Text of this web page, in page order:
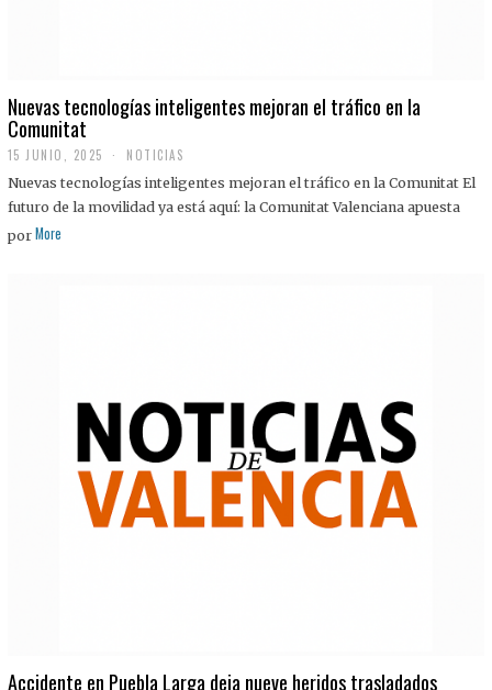
Nuevas tecnologías inteligentes mejoran el tráfico en la
Comunitat
15 JUNIO, 2025 NOTICIAS
Nuevas tecnologías inteligentes mejoran el tráfico en la Comunitat El
futuro de la movilidad ya está aquí: la Comunitat Valenciana apuesta
por More
Accidente en Puebla Larga deja nueve heridos trasladados